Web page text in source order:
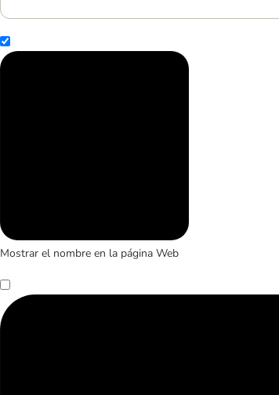
Mostrar el nombre en la página Web